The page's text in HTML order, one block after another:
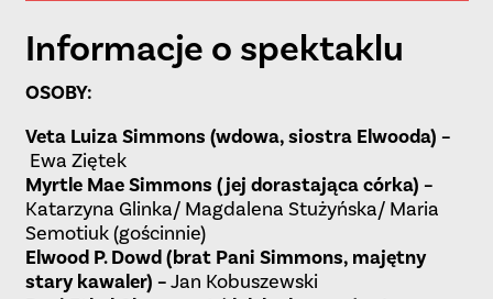
Informacje o spektaklu
OSOBY:
Veta Luiza Simmons (wdowa, siostra Elwooda) –
Ewa Ziętek
Myrtle Mae Simmons (jej dorastająca córka) –
Katarzyna Glinka/ Magdalena Stużyńska/ Maria
Semotiuk (gościnnie)
Elwood P. Dowd (brat Pani Simmons, majętny
stary kawaler) –Jan Kobuszewski